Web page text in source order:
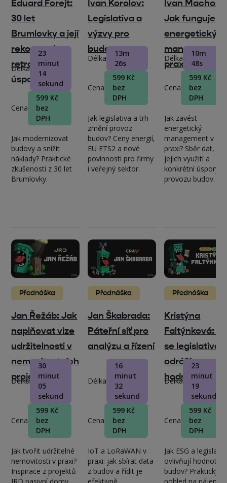
Eduard Forejt:
30 let
Brumlovky a její
rekonstrukce,
retrofity,
úspory
Délka
23
minut
14
sekund
Cena
599 Kč
bez
DPH
Jak modernizovat
budovy a snížit
náklady? Praktické
zkušenosti z 30 let
Brumlovky.
Ivan Korolov:
Legislativa a
výzvy pro
budovy
Délka
13m
26s
Cena
599 Kč
bez
DPH
Jak legislativa a trh
změní provoz
budov? Ceny energií,
EU ETS2 a nové
povinnosti pro firmy
i veřejný sektor.
Ivan Macho:
Jak funguje
energetický
management
praxi?
Délka
10m
48s
Cena
599 Kč
bez
DPH
Jak zavést
energetický
management v
praxi? Sběr dat,
jejich využití a
konkrétní úspory v
provozu budov.
Přednáška
Jan Řežáb: Jak
naplňovat vize
udržitelnosti v
nemovitostních
projektech
Délka
30
minut
05
sekund
Cena
599 Kč
bez
DPH
Jak tvořit udržitelné
nemovitosti v praxi?
Inspirace z projektů
JRD pasivní domy,
Přednáška
Jan Škabrada:
Páteřní síť pro
analýzu a řízení
Délka
16
minut
32
sekund
Cena
599 Kč
bez
DPH
IoT a LoRaWAN v
praxi: jak sbírat data
z budov a řídit je
efektivně.
Přednáška
Kristýna
Faltýnková:
se legislativa
odráží v
hodnotě
Délka
23
minut
19
sekund
Cena
599 Kč
bez
DPH
Jak ESG a
ovlivňují hodnotu
budov? Praktický
pohled na